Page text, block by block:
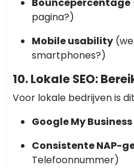
Bouncepercentage
pagina?)
Mobile usability
smartphones?)
10. Lokale SEO:
Voor lokale bedrijven is
Google My Business
Consistente NAP-
Telefoonnummer)